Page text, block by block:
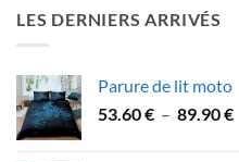
LES DERNIERS ARRIVÉS
Parure de lit moto
53.60€ – 89.90€